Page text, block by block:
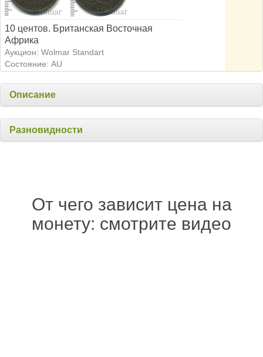
10 центов. Британская Восточная
Африка
Аукцион: Wolmar Standart
Состояние: AU
Описание
Разновидности
От чего зависит цена на
монету: смотрите видео